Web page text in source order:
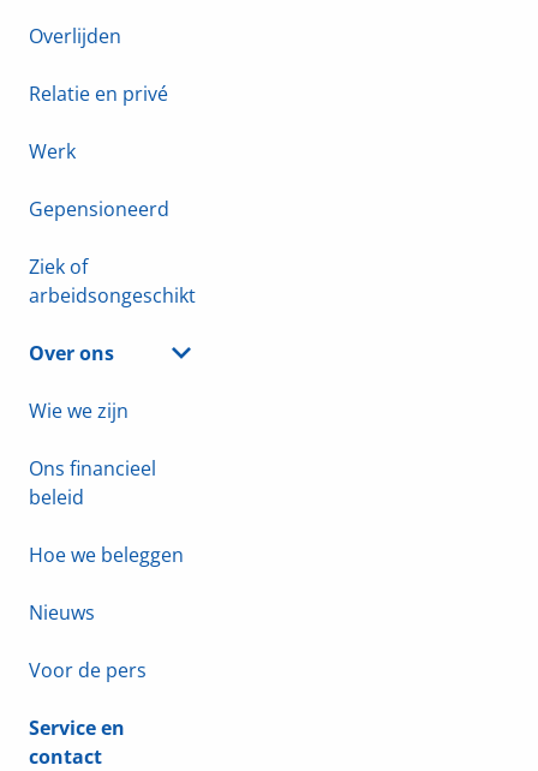
Overlijden
Relatie en privé
Werk
Gepensioneerd
Ziek of
arbeidsongeschikt
Over ons
Wie we zijn
Ons financieel
beleid
Hoe we beleggen
Nieuws
Voor de pers
Service en
contact